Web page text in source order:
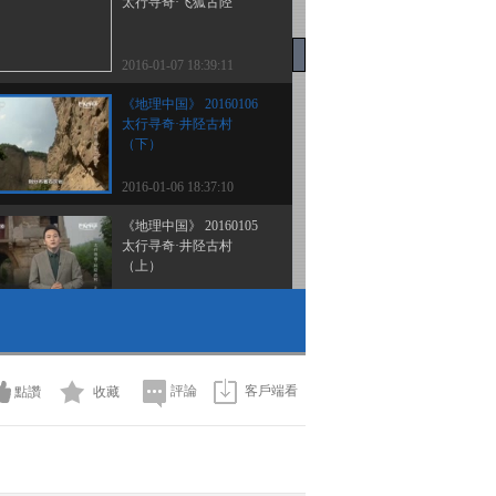
2016-01-07 18:39:11
《地理中国》 20160106
太行寻奇·井陉古村
（下）
2016-01-06 18:37:10
《地理中国》 20160105
太行寻奇·井陉古村
（上）
（下）
2016-01-04 19:16:05
太行寻奇·白陉谜道
點讚 收藏 評論 客戶端看